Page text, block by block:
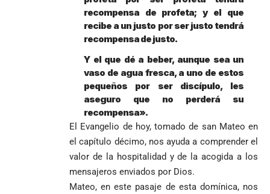
recompensa de profeta; y el que
recibe a un justo por ser justo tendrá
recompensa de justo.
Y el que dé a beber, aunque sea un
vaso de agua fresca, a uno de estos
pequeños por ser discípulo, les
aseguro que no perderá su
recompensa».
El Evangelio de hoy, tomado de san Mateo en
el capítulo décimo, nos ayuda a comprender el
valor de la hospitalidad y de la acogida a los
mensajeros enviados por Dios.
Mateo, en este pasaje de esta domínica, nos
Federico
Gutiérrez
envía
documentos
Congreso
contra la ‘paz
total’ por
presuntos
beneficios a
criminales
Jesús Hincapié
Álzate, reconocido
Girardota, Párroco
segunda
vuelta
Uribe
arremete
contra Petro y
lo
responsabiliza
por la crisis de
la salud en
Colombia
Alemania no
tuvo piedad:
goleó 7-1 a un
Curazao en su
mundialista
Diócesis de
Sonsón-Rionegro
rechaza fotos
tomadas en
templo de Guarne y
ordena acto de
desagravio